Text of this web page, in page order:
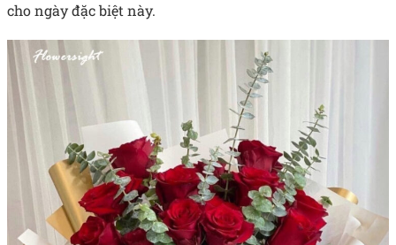
cho ngày đặc biệt này.